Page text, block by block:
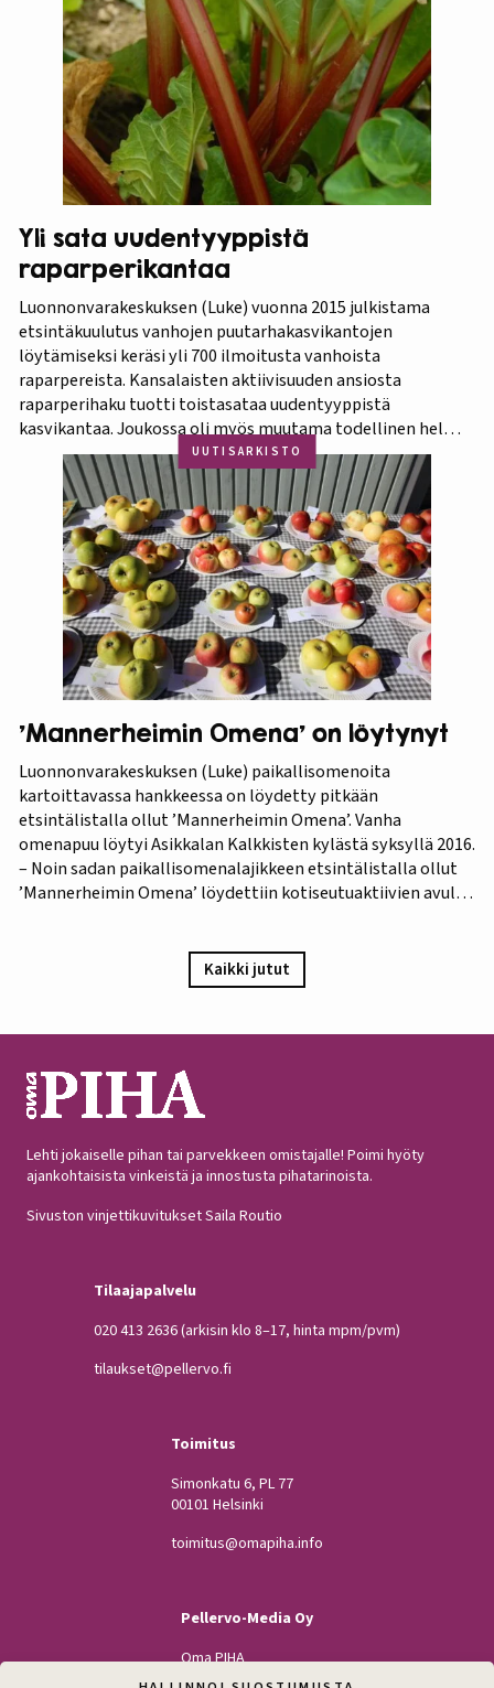
Puutarhaliitto.…
Yli sata uudentyyppistä
raparperikantaa
Luonnonvarakeskuksen (Luke) vuonna 2015 julkistama
etsintäkuulutus vanhojen puutarhakasvikantojen
löytämiseksi keräsi yli 700 ilmoitusta vanhoista
raparpereista. Kansalaisten aktiivisuuden ansiosta
raparperihaku tuotti toistasataa uudentyyppistä
kasvikantaa. Joukossa oli myös muutama todellinen helmi.
Koko aineistosta jatkotutkimuksiin pääsi 375 kasvia, joista
60 prosenttia osoittautui vihreä-punavartiseksi Victoria-
lajikkeeksi. Raparperitutkimus dokumentoitiin vaihe
vaiheelta elokuvaksi ”Raparperin kadonneita geenejä
etsimässä”. Elokuvan ensiesitys ja tutkimustulosten
julkistus…
UUTISARKISTO
’Mannerheimin Omena’ on löytynyt
Luonnonvarakeskuksen (Luke) paikallisomenoita
kartoittavassa hankkeessa on löydetty pitkään
etsintälistalla ollut ’Mannerheimin Omena’. Vanha
omenapuu löytyi Asikkalan Kalkkisten kylästä syksyllä 2016.
– Noin sadan paikallisomenalajikkeen etsintälistalla ollut
’Mannerheimin Omena’ löydettiin kotiseutuaktiivien avulla.
vastaa Puutarha-lehden vuosien 1921 ja 1931 kuvauksia,
iloitsee tutkija Maarit Heinonen Lukesta.…
Kaikki jutut
Lehti jokaiselle pihan tai parvekkeen omistajalle! Poimi hyöty
ajankohtaisista vinkeistä ja innostusta pihatarinoista.
Sivuston vinjettikuvitukset Saila Routio
Tilaajapalvelu
020 413 2636(arkisin klo 8–17, hinta mpm/pvm)
tilaukset@pellervo.fi
Toimitus
Simonkatu 6, PL 77
00101 Helsinki
toimitus@omapiha.info
Pellervo-Media Oy
Oma PIHA